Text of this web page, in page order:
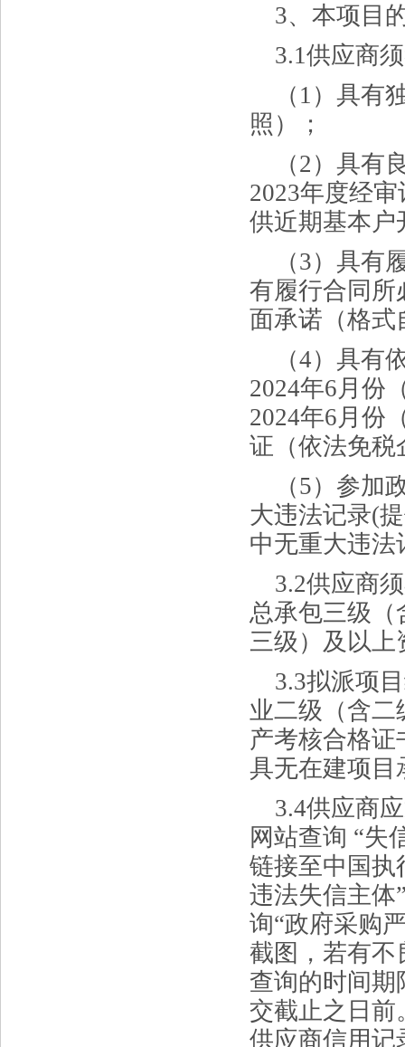
3、本项目
3.1供应商
（ 1）具有
照）；
（2）具有
2023年度经
供近期基本户
（3）具有
有履行合同所
面承诺（格式
（4）具有
2024年6月份
2024年6月份
证（依法免税
（5）参加
大违法记录(
中无重大违法
3.2供应商
总承包三级（
三级）及以
3.3拟派项
业二级（含二
产考核合格
具无在建项目
3.4供应商
网站查询 “失
链接至中国执
违法失信主体
询“政府采购
截图，若有不
查询的时间期
交截止之日前
供应商信用记